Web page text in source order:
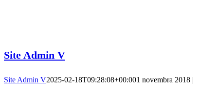
Site Admin V
Site Admin V2025-02-18T09:28:08+00:001 novembra 2018 |